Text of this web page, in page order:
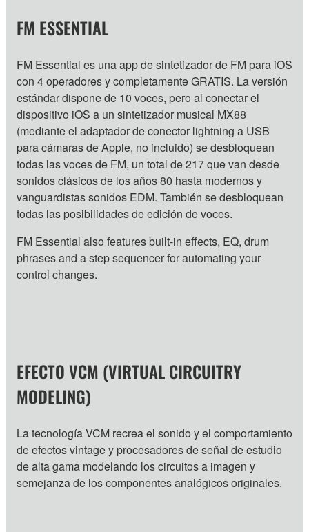
FM ESSENTIAL
FM Essential es una app de sintetizador de FM para iOS
con 4 operadores y completamente GRATIS. La versión
estándar dispone de 10 voces, pero al conectar el
dispositivo iOS a un sintetizador musical MX88
(mediante el adaptador de conector lightning a USB
para cámaras de Apple, no incluido) se desbloquean
todas las voces de FM, un total de 217 que van desde
sonidos clásicos de los años 80 hasta modernos y
vanguardistas sonidos EDM. También se desbloquean
todas las posibilidades de edición de voces.
FM Essential also features built-in effects, EQ, drum
phrases and a step sequencer for automating your
control changes.
EFECTO VCM (VIRTUAL CIRCUITRY
MODELING)
La tecnología VCM recrea el sonido y el comportamiento
de efectos vintage y procesadores de señal de estudio
de alta gama modelando los circuitos a imagen y
semejanza de los componentes analógicos originales.